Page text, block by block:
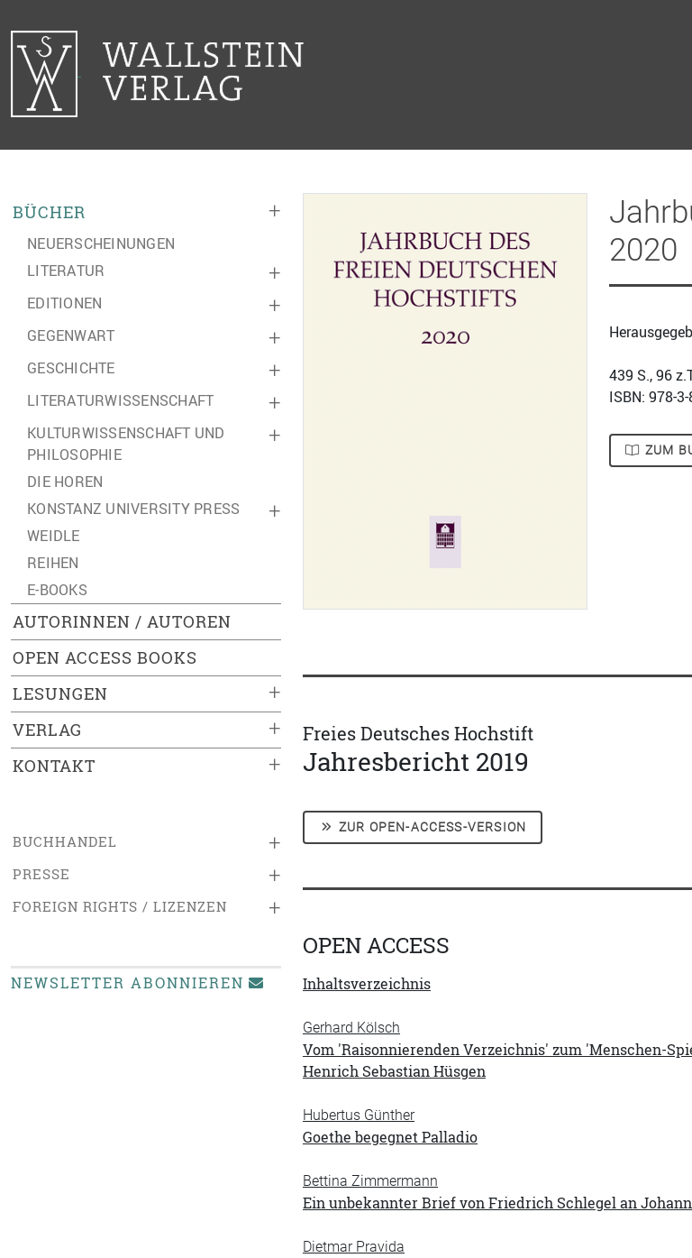
+
BÜCHER
NEUERSCHEINUNGEN
+
LITERATUR
+
EDITIONEN
+
GEGENWART
+
GESCHICHTE
+
LITERATURWISSENSCHAFT
+
KULTURWISSENSCHAFT UND
PHILOSOPHIE
DIE HOREN
+
KONSTANZ UNIVERSITY PRESS
WEIDLE
REIHEN
E-BOOKS
AUTORINNEN / AUTOREN
OPEN ACCESS BOOKS
+
LESUNGEN
+
VERLAG
+
KONTAKT
+
BUCHHANDEL
+
PRESSE
+
FOREIGN RIGHTS / LIZENZEN
NEWSLETTER ABONNIEREN
2020
439 S., 96
ISBN: 978-
ZUM
Freies Deutsches Hochstift
Jahresbericht 2019
ZUR OPEN-ACCESS-VERSION
OPEN ACCESS
Inhaltsverzeichnis
Gerhard Kölsch
Vom 'Raisonnierenden Verzeichnis' zum 'Menschen-
Henrich Sebastian Hüsgen
Hubertus Günther
Goethe begegnet Palladio
Bettina Zimmermann
Ein unbekannter Brief von Friedrich Schlegel an
Dietmar Pravida